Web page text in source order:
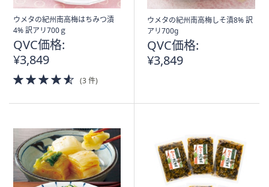
ウメタの紀州南高梅はちみつ漬
4% 訳アリ700ｇ
QVC価格:
¥3,849
4.5
of
(3 件)
ウメタの紀州南高梅しそ漬8% 訳
アリ700g
QVC価格:
¥3,849